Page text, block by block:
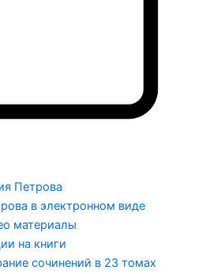
Петрова
в электронном виде
материалы
на книги
сочинений в 23 томах